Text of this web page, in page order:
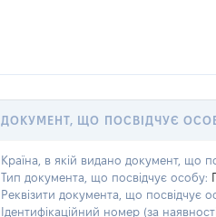
ДОКУМЕНТ, ЩО ПОСВІДЧУЄ
Країна, в якій видано документ, що
Тип документа, що посвідчує особу:
Реквізити документа, що посвідчує
Ідентифікаційний номер (за